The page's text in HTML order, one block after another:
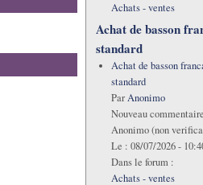
Achats - ventes
Achat de basson
standard
Achat de basson
standard
ParAnonimo
Nouveau
Anonimo (non
Le : 08/07/2026 -
Dans le forum :
Achats - ventes